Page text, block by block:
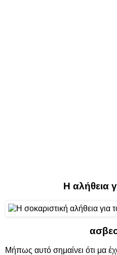
Η αλήθεια
Μήπως αυτό σημαίνει ότι μα